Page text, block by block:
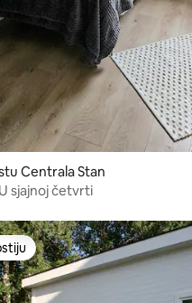
Centrala Stan
sjajnoj četvrti